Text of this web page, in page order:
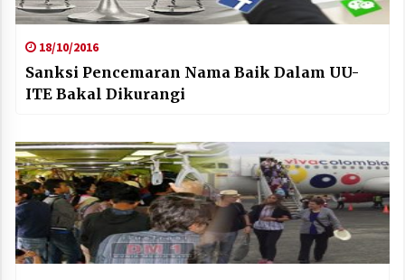
18/10/2016
Sanksi Pencemaran Nama Baik Dalam UU-
ITE Bakal Dikurangi